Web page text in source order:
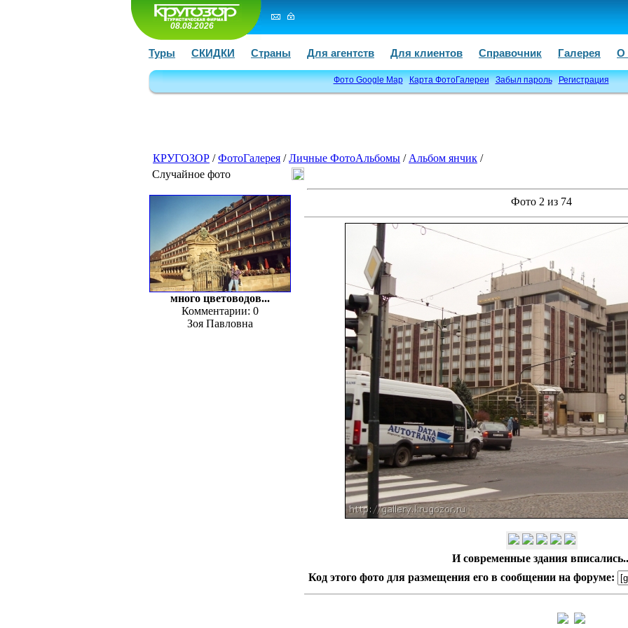
08.08.2026
Туры СКИДКИ Страны Для агентств Для клиентов Справочник Галерея О
Фото Google Map Карта ФотоГалереи Забыл пароль Регистрация
КРУГОЗОР /ФотоГалерея /Личные ФотоАльбомы / Альбом янчик /
Случайное фото
много цветоводов...
Комментарии: 0
Зоя Павловна
Фото 2 из 74
И современные здания
Код этого фото для размещения его в сообщении на форуме: